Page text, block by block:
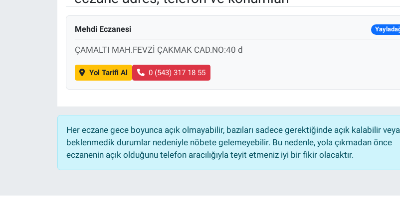
Mehdi Eczanesi
ÇAMALTI MAH.FEVZİ ÇAKMAK CAD.NO:40 d
Yol Tarifi Al 0 (543) 317 18 55
Her eczane gece boyunca açık olmayabilir, bazıları sadece gerektiğinde açık kalabilir veya
beklenmedik durumlar nedeniyle nöbete gelemeyebilir. Bu nedenle, yola çıkmadan önce
eczanenin açık olduğunu telefon aracılığıyla teyit etmeniz iyi bir fikir olacaktır.
KÜLTÜR SANAT